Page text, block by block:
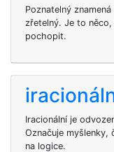
Poznatelný
zřetelný. Je to
pochopit.
Iracionální je
Označuje myšlenky,
na logice.